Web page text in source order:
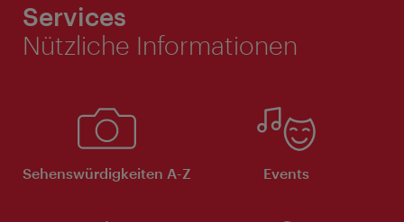
Services
Nützliche Informationen
Sehenswürdigkeiten A-Z Events